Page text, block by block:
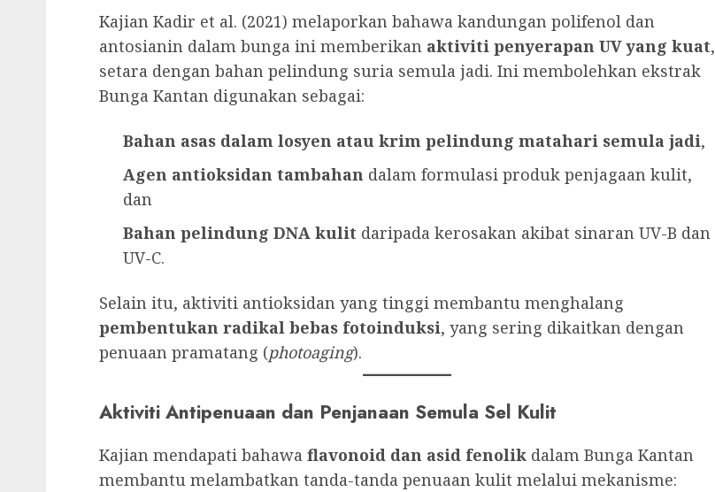
Kajian Kadir et al. (2021) melaporkan bahawa kandungan polifenol dan
antosianin dalam bunga ini memberikan aktiviti penyerapan UV yang kuat,
setara dengan bahan pelindung suria semula jadi. Ini membolehkan ekstrak
Bunga Kantan digunakan sebagai:
Bahan asas dalam losyen atau krim pelindung matahari semula jadi,
Agen antioksidan tambahan dalam formulasi produk penjagaan kulit,
dan
Bahan pelindung DNA kulit daripada kerosakan akibat sinaran UV-B dan
UV-C.
Selain itu, aktiviti antioksidan yang tinggi membantu menghalang
pembentukan radikal bebas fotoinduksi, yang sering dikaitkan dengan
penuaan pramatang (photoaging).
Aktiviti Antipenuaan dan Penjanaan Semula Sel Kulit
Kajian mendapati bahawa flavonoid dan asid fenolik dalam Bunga Kantan
membantu melambatkan tanda-tanda penuaan kulit melalui mekanisme: